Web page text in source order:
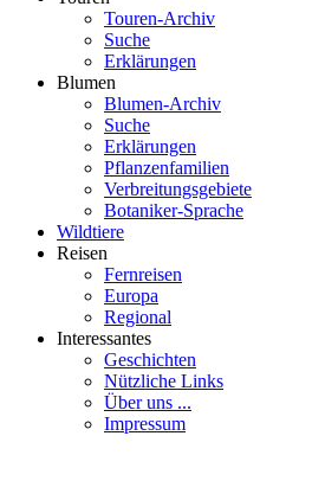
Touren-Archiv
Suche
Erklärungen
Blumen
Blumen-Archiv
Suche
Erklärungen
Pflanzenfamilien
Verbreitungsgebiete
Botaniker-Sprache
Wildtiere
Reisen
Fernreisen
Europa
Regional
Interessantes
Geschichten
Nützliche Links
Über uns ...
Impressum